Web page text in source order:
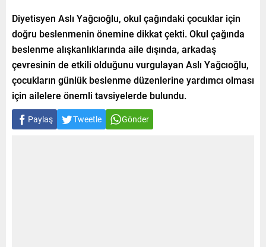
Diyetisyen Aslı Yağcıoğlu, okul çağındaki çocuklar için
doğru beslenmenin önemine dikkat çekti. Okul çağında
beslenme alışkanlıklarında aile dışında, arkadaş
çevresinin de etkili olduğunu vurgulayan Aslı Yağcıoğlu,
çocukların günlük beslenme düzenlerine yardımcı olması
için ailelere önemli tavsiyelerde bulundu.
Paylaş Tweetle Gönder